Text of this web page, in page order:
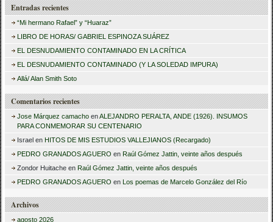
s
r
Entradas recientes
“Mi hermano Rafael” y “Huaraz”
LIBRO DE HORAS/ GABRIEL ESPINOZA SUÁREZ
EL DESNUDAMIENTO CONTAMINADO EN LA CRÍTICA
EL DESNUDAMIENTO CONTAMINADO (Y LA SOLEDAD IMPURA)
Allá/ Alan Smith Soto
Comentarios recientes
Jose Márquez camacho enALEJANDRO PERALTA, ANDE (1926). INSUMOS
PARA CONMEMORAR SU CENTENARIO
Israel en HITOS DE MIS ESTUDIOS VALLEJIANOS (Recargado)
PEDRO GRANADOS AGUERO en Raúl Gómez Jattin, veinte años después
Zondor Huitache en Raúl Gómez Jattin, veinte años después
PEDRO GRANADOS AGUERO en Los poemas de Marcelo González del Río
Archivos
agosto 2026